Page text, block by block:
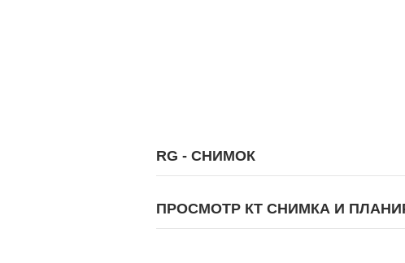
RG - СНИМОК
ПРОСМОТР КТ СНИМКА И